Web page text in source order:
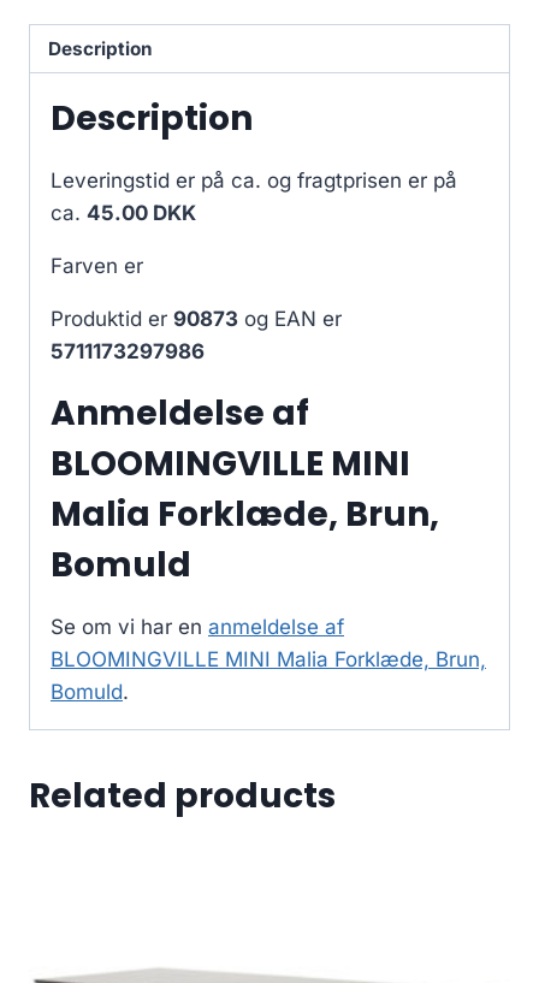
Description
Description
Leveringstid er på ca. og fragtprisen er på
ca. 45.00 DKK
Farven er
Produktid er 90873 og EAN er
5711173297986
Anmeldelse af
BLOOMINGVILLE MINI
Malia Forklæde, Brun,
Bomuld
Se om vi har en anmeldelse af
BLOOMINGVILLE MINI Malia Forklæde, Brun,
Bomuld.
Related products